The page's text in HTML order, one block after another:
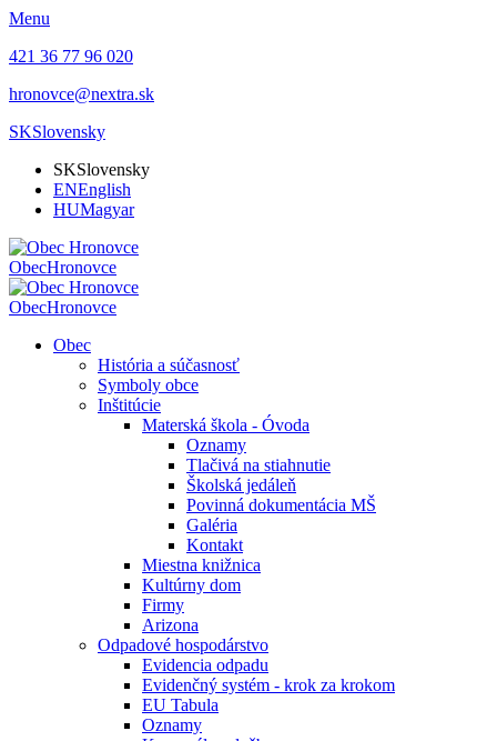
Menu
421 36 77 96 020
hronovce@nextra.sk
SKSlovensky
SKSlovensky
ENEnglish
HUMagyar
ObecHronovce
ObecHronovce
Obec
História a súčasnosť
Symboly obce
Inštitúcie
Materská škola - Óvoda
Oznamy
Tlačivá na stiahnutie
Školská jedáleň
Povinná dokumentácia MŠ
Galéria
Kontakt
Miestna knižnica
Kultúrny dom
Firmy
Arizona
Odpadové hospodárstvo
Evidencia odpadu
Evidenčný systém - krok za krokom
EU Tabula
Oznamy